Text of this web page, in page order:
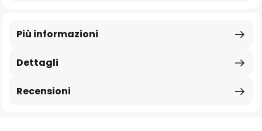
Dettagli
Più informazioni
Recensioni